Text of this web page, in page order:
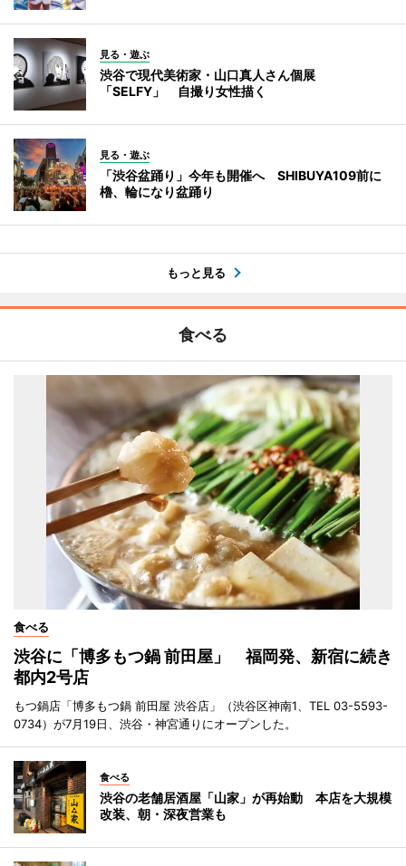
見る・遊ぶ
渋谷で現代美術家・山口真人さん個展
「SELFY」 自撮り女性描く
見る・遊ぶ
「渋谷盆踊り」今年も開催へ SHIBUYA109前に
櫓、輪になり盆踊り
もっと見る
食べる
食べる
渋谷に「博多もつ鍋 前田屋」 福岡発、新宿に続き
都内2号店
もつ鍋店「博多もつ鍋 前田屋 渋谷店」（渋谷区神南1、TEL 03-5593-
0734）が7月19日、渋谷・神宮通りにオープンした。
食べる
渋谷の老舗居酒屋「山家」が再始動 本店を大規模
改装、朝・深夜営業も